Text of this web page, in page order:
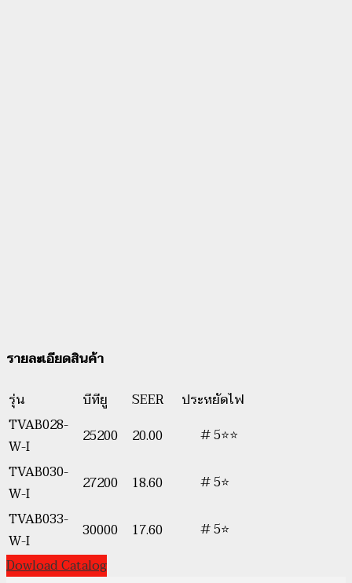
รายละเอียดสินค้า
รุ่น
บีทียู SEER
ประหยัดไฟ
TVAB028-
W-I
25200 20.00
# 5⭐⭐
TVAB030-
W-I
27200 18.60
# 5⭐
TVAB033-
W-I
30000 17.60
# 5⭐
Dowload Catalog